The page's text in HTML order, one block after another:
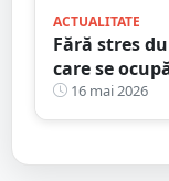
ACTUALITATE
Fără stres
care se
mașină la
16 mai 2026